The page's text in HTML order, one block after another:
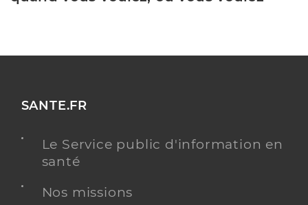
SANTE.FR
Le Service public d'information en
santé
Nos missions